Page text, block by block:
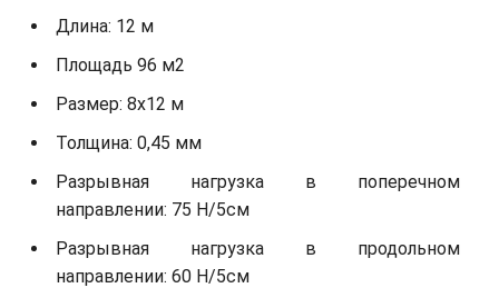
Длина: 12 м
Площадь 96 м2
Размер: 8х12 м
Толщина: 0,45 мм
Разрывная нагрузка в поперечном
направлении: 75 Н/5см
Разрывная нагрузка в продольном
направлении: 60 Н/5см